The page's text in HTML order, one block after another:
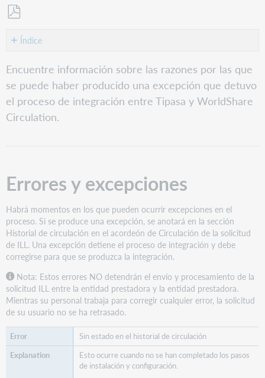
comoÍndice
y
excepciones
Encuentre información sobre las razones por las que
se puede haber producido una excepción que detuvo
el proceso de integración entre Tipasa y WorldShare
Circulation.
Errores y excepciones
Habrá momentos en los que pueden ocurrir excepciones en el
proceso. Si se produce una excepción, se anotará en la sección
Historial de circulación en el acordeón de Circulación de la solicitud
de ILL. Una excepción detiene el proceso de integración y debe
corregirse para que se produzca la integración.
Nota: Estos errores NO detendrán el envío y procesamiento de la
solicitud ILL entre la entidad prestadora y la entidad prestadora.
Mientras su personal trabaja para corregir cualquier error, la solicitud
de su usuario no se ha retrasado.
Sin estado en el historial de circulación
Esto ocurre cuando no se han completado los pasos
de instalación y configuración.